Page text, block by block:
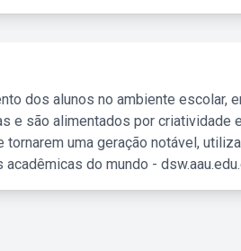
dos alunos no ambiente escolar,
e são alimentados por criatividade
uma geração notável,
do mundo -